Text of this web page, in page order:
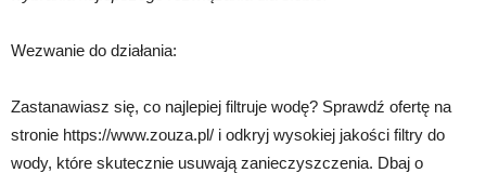
Wezwanie do działania:
Zastanawiasz się, co najlepiej filtruje wodę? Sprawdź ofertę na
stronie https://www.zouza.pl/ i odkryj wysokiej jakości filtry do
wody, które skutecznie usuwają zanieczyszczenia. Dbaj o